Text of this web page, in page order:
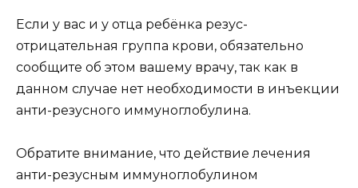
Если у вас и у отца ребёнка резус-
отрицательная группа крови, обязательно
сообщите об этом вашему врачу, так как в
данном случае нет необходимости в инъекции
анти-резусного иммуноглобулина.
Обратите внимание, что действие лечения
анти-резусным иммуноглобулином